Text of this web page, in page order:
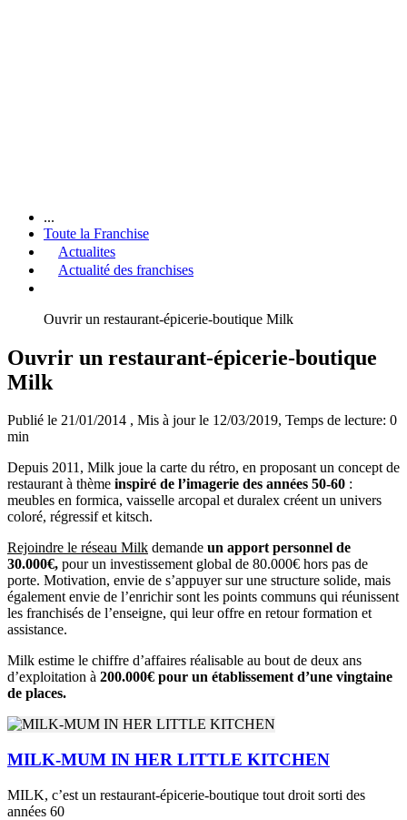
...
Toute la Franchise
Actualites
Actualité des franchises
Ouvrir un restaurant-épicerie-boutique Milk
Ouvrir un restaurant-épicerie-boutique
Milk
Publié le 21/01/2014 , Mis à jour le 12/03/2019, Temps de lecture: 0
min
Depuis 2011, Milk joue la carte du rétro, en proposant un concept de
restaurant à thème inspiré de l’imagerie des années 50-60 :
meubles en formica, vaisselle arcopal et duralex créent un univers
coloré, régressif et kitsch.
Rejoindre le réseau Milk demande un apport personnel de
30.000€, pour un investissement global de 80.000€ hors pas de
porte. Motivation, envie de s’appuyer sur une structure solide, mais
également envie de l’enrichir sont les points communs qui réunissent
les franchisés de l’enseigne, qui leur offre en retour formation et
assistance.
Milk estime le chiffre d’affaires réalisable au bout de deux ans
d’exploitation à 200.000€ pour un établissement d’une vingtaine
de places.
MILK-MUM IN HER LITTLE KITCHEN
MILK, c’est un restaurant-épicerie-boutique tout droit sorti des
années 60